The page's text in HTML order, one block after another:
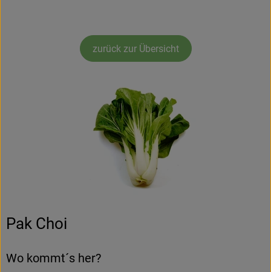
zurück zur Übersicht
Pak Choi
Wo kommt´s her?